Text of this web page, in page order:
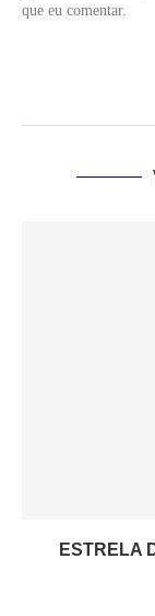
que eu comentar.
ESTRELA